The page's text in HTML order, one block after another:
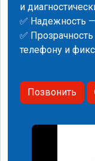
и
✅ Надежность
✅
телефону и
Позвонить